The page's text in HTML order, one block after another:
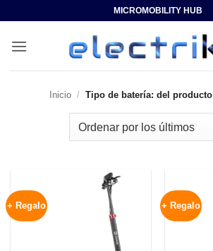
contenido
MICROMOBILITY HUB
Inicio / Tipo de batería: del producto
+ Regalo + Regalo